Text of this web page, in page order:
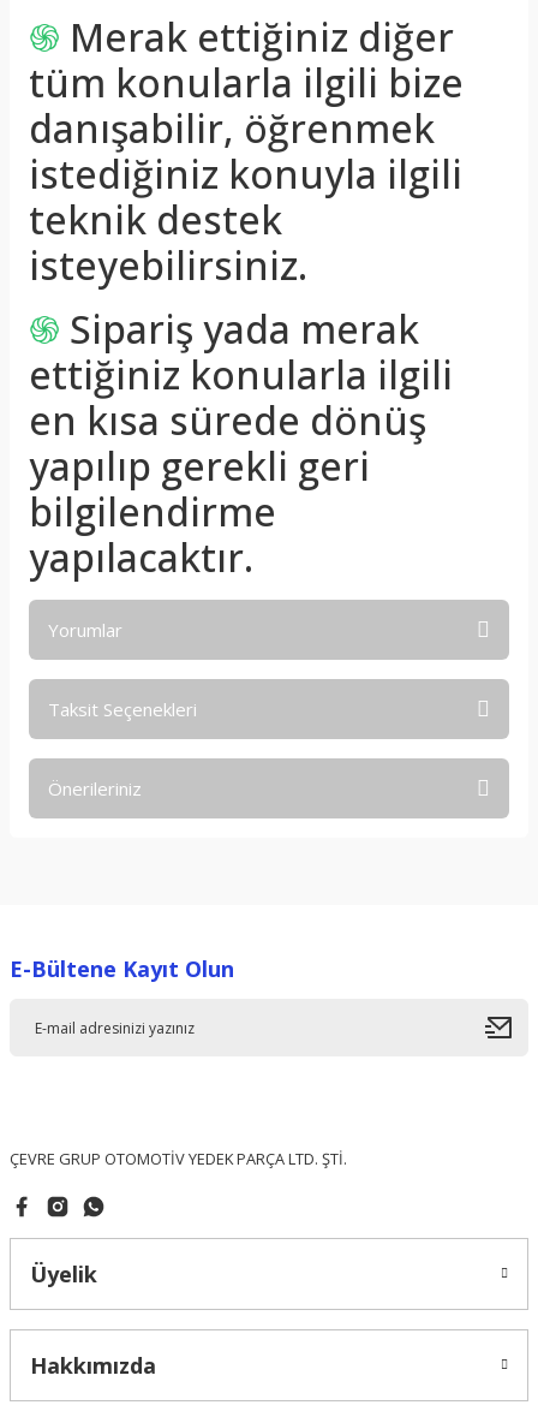
֍ Merak ettiğiniz diğer
tüm konularla ilgili bize
danışabilir, öğrenmek
istediğiniz konuyla ilgili
teknik destek
isteyebilirsiniz.
֍ Sipariş yada merak
ettiğiniz konularla ilgili
en kısa sürede dönüş
yapılıp gerekli geri
bilgilendirme
yapılacaktır.
Yorumlar
Taksit Seçenekleri
Önerileriniz
Ürün resmi kalitesiz, bozuk veya görüntülenemiyor.
E-Bültene Kayıt Olun
ÇEVRE GRUP OTOMOTİV YEDEK PARÇA LTD. ŞTİ.
Üyelik
Hakkımızda